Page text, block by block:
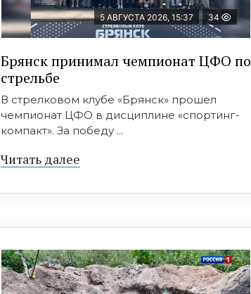
5 АВГУСТА 2026, 15:37 34
Брянск принимал чемпионат ЦФО по
стрельбе
В стрелковом клубе «Брянск» прошел
чемпионат ЦФО в дисциплине «спортинг-
компакт». За победу ...
Читать далее